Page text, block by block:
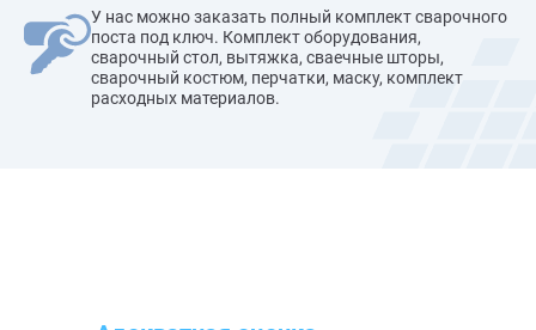
У нас можно заказать полный комплект сварочного
поста под ключ. Комплект оборудования,
сварочный стол, вытяжка, сваечные шторы,
сварочный костюм, перчатки, маску, комплект
расходных материалов.